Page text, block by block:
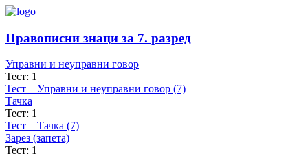
Правописни знаци за 7. разред
Управни и неуправни говор
Тест: 1
Тест – Управни и неуправни говор (7)
Тачка
Тест: 1
Тест – Тачка (7)
Зарез (запета)
Тест: 1